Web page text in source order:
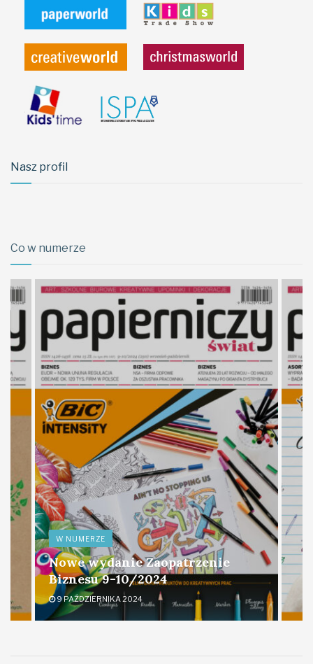
Nasz profil
Co w numerze
W NUMERZE
Nowe wydanie Zaopatrzenie
Biznesu 9-10/2024
9 PAŹDZIERNIKA 2024